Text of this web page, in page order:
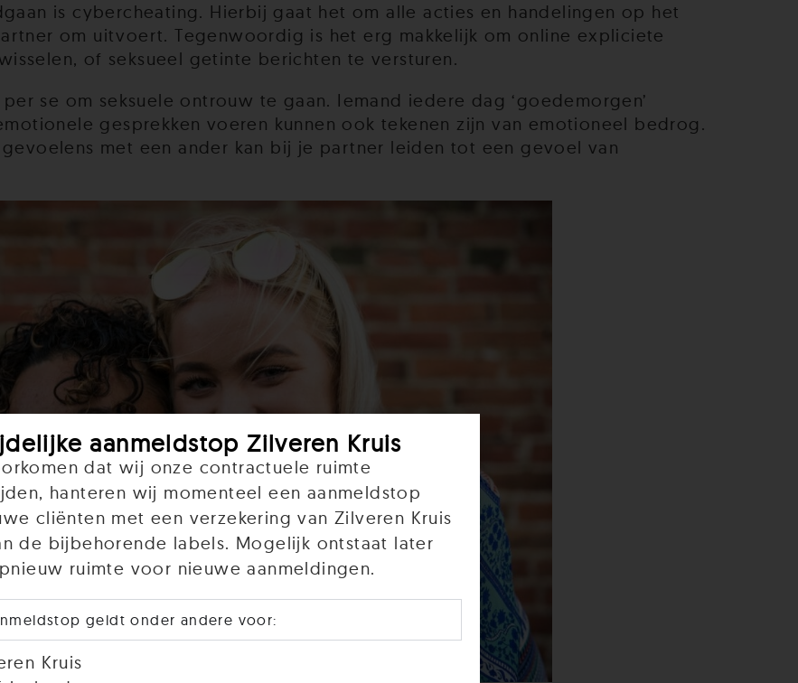
is cybercheating. Hierbij gaat het om alle acties en handelingen op het
om uitvoert. Tegenwoordig is het erg makkelijk om online expliciete
of seksueel getinte berichten te versturen.
se om seksuele ontrouw te gaan. Iemand iedere dag ‘goedemorgen’
gesprekken voeren kunnen ook tekenen zijn van emotioneel bedrog.
met een ander kan bij je partner leiden tot een gevoel van
aanmeldstop Zilveren Kruis
dat wij onze contractuele ruimte
hanteren wij momenteel een aanmeldstop
cliënten met een verzekering van Zilveren Kruis
de bijbehorende labels. Mogelijk ontstaat later
ruimte voor nieuwe aanmeldingen.
geldt onder andere voor:
Kruis